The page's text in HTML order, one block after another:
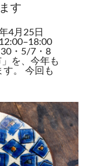
す
4月25日
・5/7・8
を、今年も
す。 今回も